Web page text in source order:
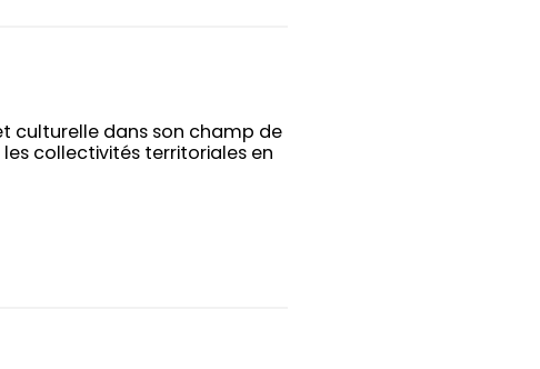
culturelle dans son champ de
collectivités territoriales en